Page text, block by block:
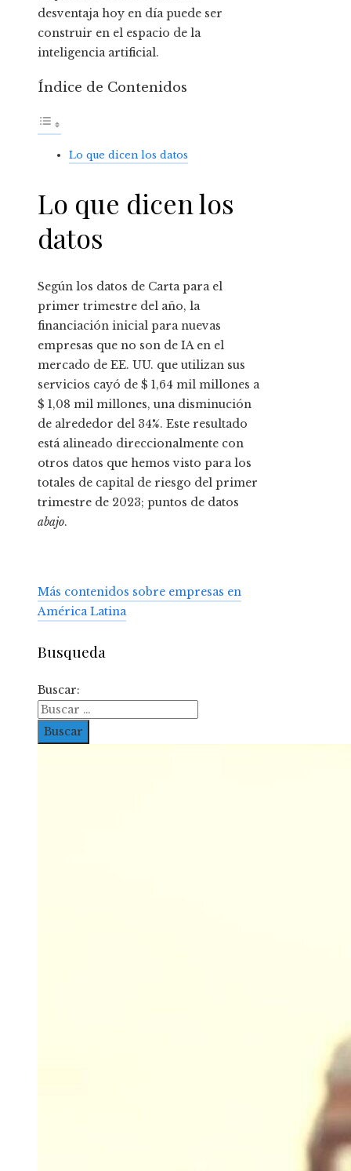
desventaja hoy en día puede ser
construir en el espacio de la
inteligencia artificial.
Índice de Contenidos
Lo que dicen los datos
Lo que dicen los
datos
Según los datos de Carta para el
primer trimestre del año, la
financiación inicial para nuevas
empresas que no son de IA en el
mercado de EE. UU. que utilizan sus
servicios cayó de $ 1,64 mil millones a
$ 1,08 mil millones, una disminución
de alrededor del 34%. Este resultado
está alineado direccionalmente con
otros datos que hemos visto para los
totales de capital de riesgo del primer
trimestre de 2023; puntos de datos
abajo.
Más contenidos sobre empresas en
América Latina
Busqueda
Buscar: